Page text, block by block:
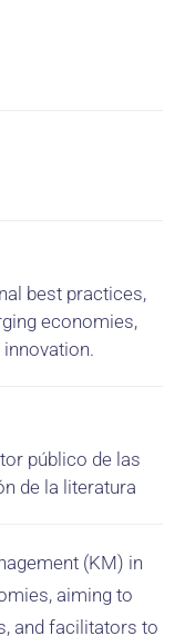
best practices,
economies,
público de las
de la literatura
(KM) in
aiming to
and facilitators to